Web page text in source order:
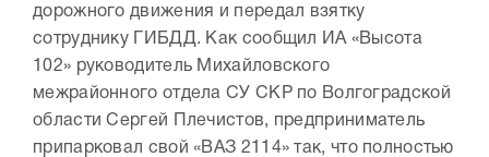
дорожного движения и передал взятку
сотруднику ГИБДД. Как сообщил ИА «Высота
102» руководитель Михайловского
межрайонного отдела СУ СКР по Волгоградской
области Сергей Плечистов, предприниматель
припарковал свой «ВАЗ 2114» так, что полностью